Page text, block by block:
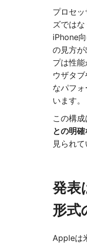
プロセ
ズでは
iPhone
の見方
プは性
ウザタ
なパフ
います。
この構成
との明
見られて
発表
形式
Appleは